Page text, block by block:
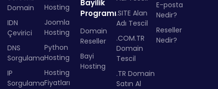
Domain
IDN
Çevirici
DNS
Sorgulama
IP
Sorgulama
Hosting
Joomla
Hosting
Python
Hosting
Hosting
Fiyatları
Bayilik
Programı
Domain
Reseller
Bayi
Hosting
.SITE Alan
Adı Tescil
.COM.TR
Domain
Tescil
.TR Domain
Satın Al
E-posta
Nedir?
Reseller
Nedir?